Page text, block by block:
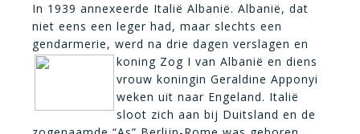
In 1939 annexeerde Italië Albanië. Albanië, dat
niet eens een leger had, maar slechts een
gendarmerie, werd na drie dagen verslagen en
koning Zog I van Albanië en diens
vrouw koningin Geraldine Apponyi
weken uit naar Engeland. Italië
sloot zich aan bij Duitsland en de